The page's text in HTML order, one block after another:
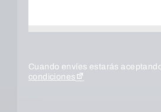
Cuando envíes estarás
condiciones